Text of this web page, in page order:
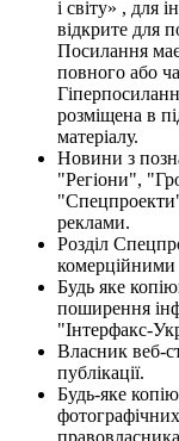
і світу» , для
відкрите для
Посилання
повного або
розміщена в
матеріалу.
Новини з
"Регіони",
реклами.
Розділ
Будь яке
поширення
"Інтерфакс-
Власник веб-
публікації.
Будь-яке
фотографічних